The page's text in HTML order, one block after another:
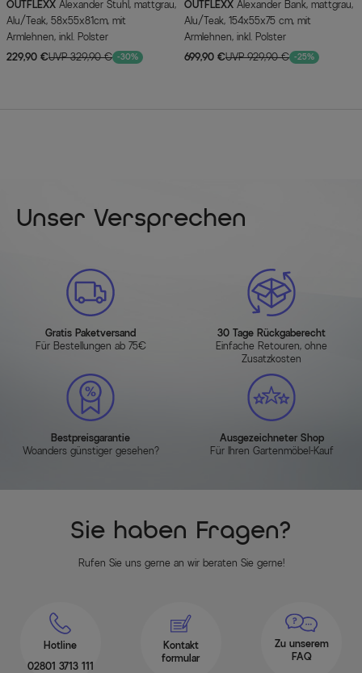
OUTFLEXX
Alu/Teak, 58x55x81cm, mit
Armlehnen, inkl. Polster
229,90 €UVP 329,90 € -30%
OUTFLEXX
Alu/Teak, 154x55x75 cm, mit
Armlehnen, inkl. Polster
699,90 €UVP 929,90 € -25%
Unser Versprechen
Gratis Paketversand
Für Bestellungen ab 75€
30 Tage Rückgaberecht
Einfache Retouren, ohne
Zusatzkosten
Bestpreisgarantie
Woanders günstiger gesehen?
Ausgezeichneter Shop
Für Ihren Gartenmöbel-Kauf
Sie haben Fragen?
Rufen Sie uns gerne an wir beraten Sie gerne!
Hotline
02801 3713 111
Kontakt
formular
Zu unserem
FAQ